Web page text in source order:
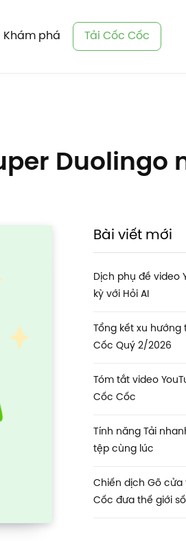
Khám phá Tải Cốc Cốc
Duolingo
Bài viết mới
Dịch phụ đề video
kỳ với Hỏi AI
Tổng kết xu
Cốc Quý 2/2026
Tóm tắt video
Cốc Cốc
Tính năng Tải
tệp cùng lúc
Chiến dịch Gõ cửa
Cốc đưa thế giới